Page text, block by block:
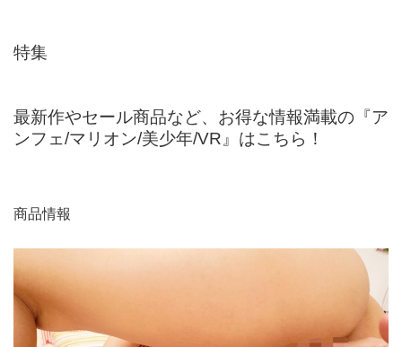
特集
最新作やセール商品など、お得な情報満載の『ア
ンフェ/マリオン/美少年/VR』はこちら！
商品情報